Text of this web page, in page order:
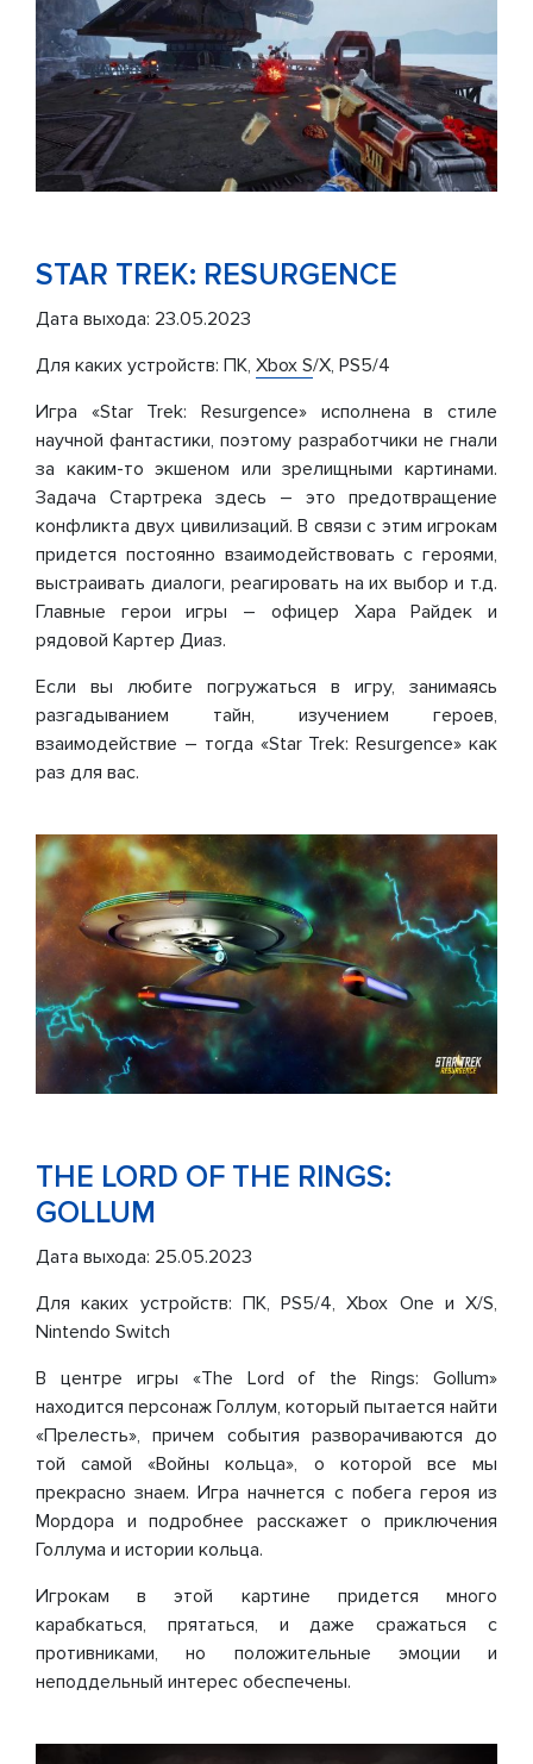
STAR TREK: RESURGENCE
Дата выхода: 23.05.2023
Для каких устройств: ПК, Xbox S/X, PS5/4
Игра «Star Trek: Resurgence» исполнена в стиле
научной фантастики, поэтому разработчики не гнали
за каким-то экшеном или зрелищными картинами.
Задача Стартрека здесь – это предотвращение
конфликта двух цивилизаций. В связи с этим игрокам
придется постоянно взаимодействовать с героями,
выстраивать диалоги, реагировать на их выбор и т.д.
Главные герои игры – офицер Хара Райдек и
рядовой Картер Диаз.
Если вы любите погружаться в игру, занимаясь
разгадыванием тайн, изучением героев,
взаимодействие – тогда «Star Trek: Resurgence» как
раз для вас.
THE LORD OF THE RINGS:
GOLLUM
Дата выхода: 25.05.2023
Для каких устройств: ПК, PS5/4, Xbox One и X/S,
Nintendo Switch
В центре игры «The Lord of the Rings: Gollum»
находится персонаж Голлум, который пытается найти
«Прелесть», причем события разворачиваются до
той самой «Войны кольца», о которой все мы
прекрасно знаем. Игра начнется с побега героя из
Мордора и подробнее расскажет о приключения
Голлума и истории кольца.
Игрокам в этой картине придется много
карабкаться, прятаться, и даже сражаться с
противниками, но положительные эмоции и
неподдельный интерес обеспечены.